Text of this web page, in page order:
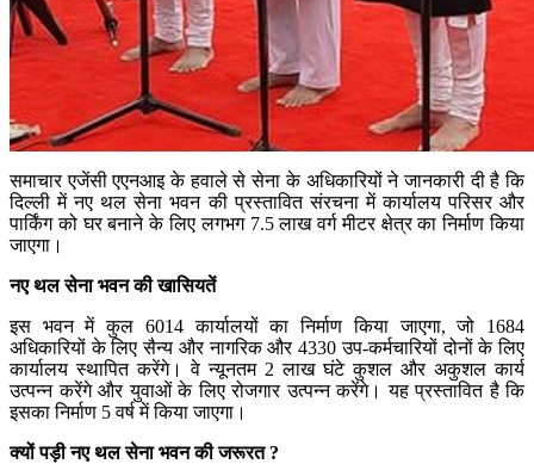
समाचार एजेंसी एएनआइ के हवाले से सेना के अधिकारियों ने जानकारी दी है कि
दिल्ली में नए थल सेना भवन की प्रस्तावित संरचना में कार्यालय परिसर और
पार्किंग को घर बनाने के लिए लगभग 7.5 लाख वर्ग मीटर क्षेत्र का निर्माण किया
जाएगा।
नए थल सेना भवन की खासियतें
इस भवन में कुल 6014 कार्यालयों का निर्माण किया जाएगा, जो 1684
अधिकारियों के लिए सैन्य और नागरिक और 4330 उप-कर्मचारियों दोनों के लिए
कार्यालय स्थापित करेंगे। वे न्यूनतम 2 लाख घंटे कुशल और अकुशल कार्य
उत्पन्न करेंगे और युवाओं के लिए रोजगार उत्पन्न करेंगे। यह प्रस्तावित है कि
इसका निर्माण 5 वर्ष में किया जाएगा।
क्यों पड़ी नए थल सेना भवन की जरूरत ?